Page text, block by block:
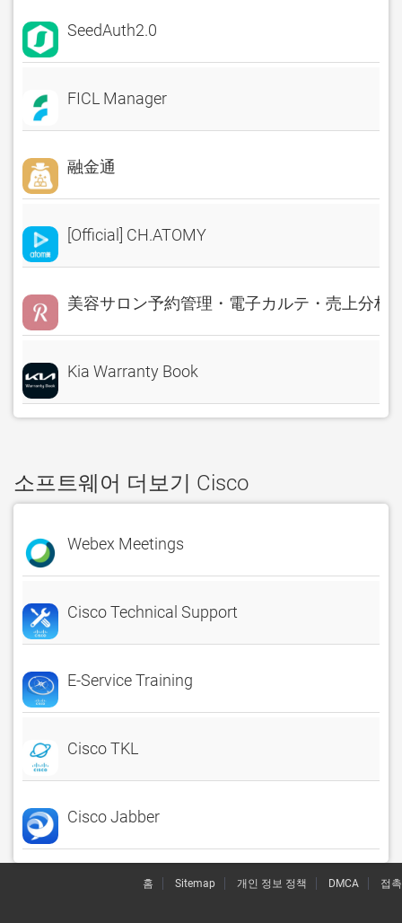
SeedAuth2.0
FICL Manager
融金通
[Official] CH.ATOMY
美容サロン予約管理・電子カルテ・売上分析
Kia Warranty Book
소프트웨어 더보기 Cisco
Webex Meetings
Cisco Technical Support
E-Service Training
Cisco TKL
Cisco Jabber
홈 Sitemap 개인 정보 정책 DMCA 접촉